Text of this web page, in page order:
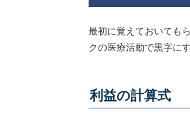
最初に覚えておいても
クの医療活動で黒字に
利益の計算式